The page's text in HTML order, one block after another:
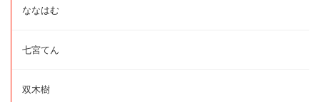
ななはむ
七宮てん
双木樹